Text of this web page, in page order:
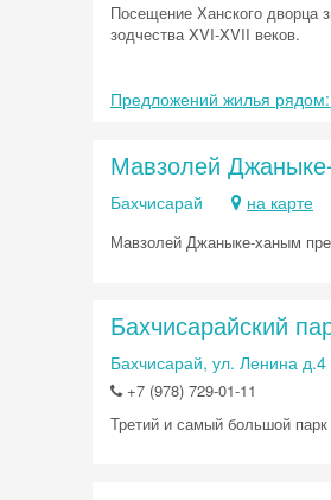
Посещение Ханского дворца
зодчества XVI-XVII веков.
Предложений жилья
Мавзолей
Бахчисарай на карте
Мавзолей Джаныке-ханым
Бахчисарайский
Бахчисарай, ул. Ленина д.4
+7 (978) 729-01-11
Третий и самый большой